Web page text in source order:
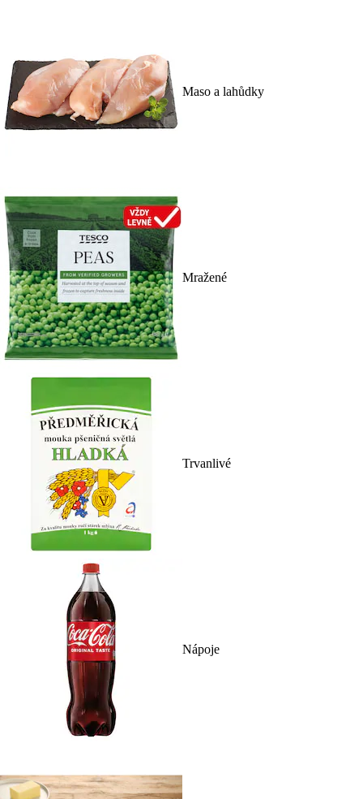
Maso a lahůdky
Mražené
Trvanlivé
Nápoje